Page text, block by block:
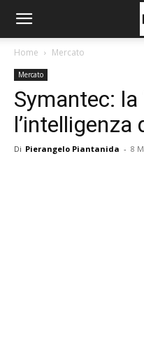
Home Mercato
Mercato
Symantec: la
l’intelligenza
Di Pierangelo Piantanida - 8